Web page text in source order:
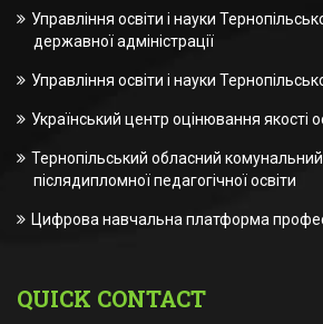
Управління освіти і науки
державної адміністрації
Управління освіти і науки
Український центр оцінювання якості
Тернопільський обласний комунальний
післядипломної педагогічної освіти
Цифрова навчальна платформа
QUICK CONTACT